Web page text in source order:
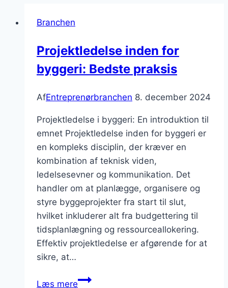
Branchen
Projektledelse inden for
byggeri: Bedste praksis
AfEntreprenørbranchen 8. december 2024
Projektledelse i byggeri: En introduktion til
emnet Projektledelse inden for byggeri er
en kompleks disciplin, der kræver en
kombination af teknisk viden,
ledelsesevner og kommunikation. Det
handler om at planlægge, organisere og
styre byggeprojekter fra start til slut,
hvilket inkluderer alt fra budgettering til
tidsplanlægning og ressourceallokering.
Effektiv projektledelse er afgørende for at
sikre, at…
Læs mereProjektledelse